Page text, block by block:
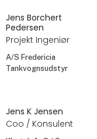
Jens Borchert
Pedersen
Projekt Ingeniør
A/S Fredericia
Tankvognsudstyr
Jens K Jensen
Coo / Konsulent